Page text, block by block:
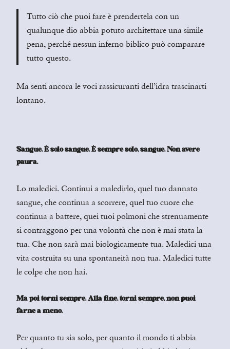
Tutto ciò che puoi fare è prendertela con un
qualunque dio abbia potuto architettare una simile
pena, perché nessun inferno biblico può comparare
tutto questo.
Ma senti ancora le voci rassicuranti dell’idra trascinarti
lontano.
Sangue. È solo sangue. È sempre solo, sangue. Non avere
paura.
Lo maledici. Continui a maledirlo, quel tuo dannato
sangue, che continua a scorrere, quel tuo cuore che
continua a battere, quei tuoi polmoni che strenuamente
si contraggono per una volontà che non è mai stata la
tua. Che non sarà mai biologicamente tua. Maledici una
vita costruita su una spontaneità non tua. Maledici tutte
le colpe che non hai.
Ma poi torni sempre. Alla fine, torni sempre, non puoi
farne a meno.
Per quanto tu sia solo, per quanto il mondo ti abbia